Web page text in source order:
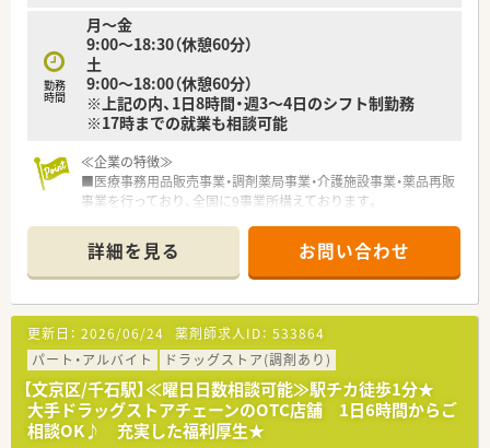
勤務
時間
月～金
9:00～18:30（休憩60分）
土
9:00～18:00（休憩60分）
※上記の内、1日8時間・週3～4日のシフト制勤務
※17時までの就業も相談可能
≪企業の特徴≫
■医療事務用品販売事業・調剤薬局事業・介護施設事業・薬品再販
事業を行っており、全国に9事業所構えております。
■近年では医療施設・薬局向け用品のオンラインショップ(医療
施設・薬局の運営に欠かせない事務用品を数多く取り揃えていま
す)の運営も開始しております。
≪こんな薬局です≫
■緑あふれる落ち着いた住宅街にあり、主に小児の患者さんが多
い薬局です。
■お子様向けの絵本やおもちゃをたくさん用意して、待ち時間を
あきないような工夫をしています。
■経験豊富なスタッフがおり、アットホームな雰囲気で気軽に相
談していただけます。
詳細を見る お問い合わせ
更新日： 2026/06/24 薬剤師求人ID： 533864
パート・アルバイト
ドラッグストア(調剤あり)
【文京区/千石駅】≪曜日日数相談可能≫駅チカ徒歩1分★
大手ドラッグストアチェーンのOTC店舗 1日6時間からご
相談OK♪ 充実した福利厚生★